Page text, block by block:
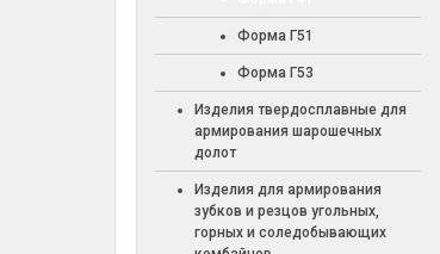
Форма Г51
Форма Г53
Изделия твердосплавные для
армирования шарошечных
долот
Изделия для армирования
зубков и резцов угольных,
горных и соледобывающих